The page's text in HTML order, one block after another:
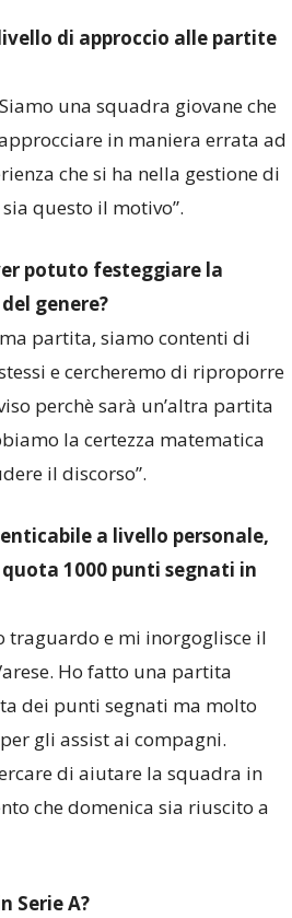
di approccio alle partite
una squadra giovane che
in maniera errata ad
che si ha nella gestione di
questo il motivo”.
potuto festeggiare la
genere?
partita, siamo contenti di
e cercheremo di riproporre
perchè sarà un’altra partita
la certezza matematica
il discorso”.
a livello personale,
1000 punti segnati in
traguardo e mi inorgoglisce il
Ho fatto una partita
dei punti segnati ma molto
gli assist ai compagni.
di aiutare la squadra in
che domenica sia riuscito a
Serie A?